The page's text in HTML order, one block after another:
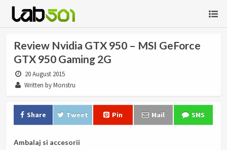
Review Nvidia GTX 950 – MSI GeForce
GTX 950 Gaming 2G
20 August 2015
Written by Monstru
Share Tweet Pin Mail SMS
Ambalaj si accesorii